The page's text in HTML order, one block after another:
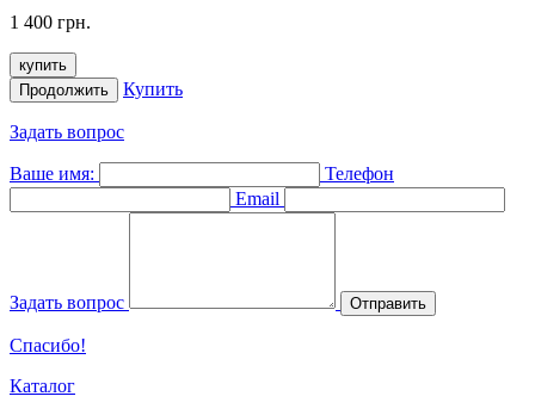
1 400 грн.
купить
Продолжить
Купить
Задать вопрос
Ваше имя:
Телефон
Email
Задать вопрос Отправить
Спасибо!
Каталог